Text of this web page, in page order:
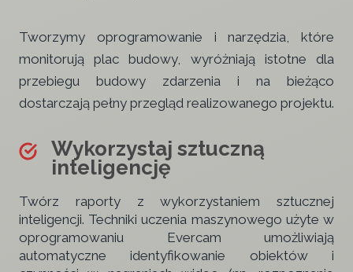
Tworzymy oprogramowanie i narzędzia, które
monitorują plac budowy, wyróżniają istotne dla
przebiegu budowy zdarzenia i na bieżąco
dostarczają pełny przegląd realizowanego projektu.
Wykorzystaj sztuczną
inteligencję
Twórz raporty z wykorzystaniem sztucznej
inteligencji. Techniki uczenia maszynowego użyte w
oprogramowaniu Evercam umożliwiają
automatyczne identyfikowanie obiektów i